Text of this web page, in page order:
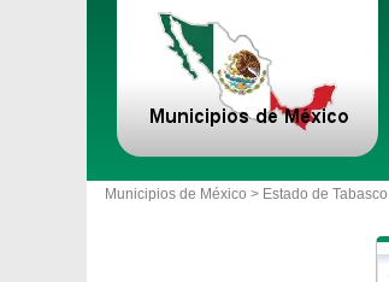
Municipios de México > Estado de Tabasco